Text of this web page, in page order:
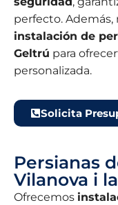
perfecto. Además,
instalación de
Geltrú para
personalizada.
Solicita
Persianas
Vilanova i
Ofrecemos